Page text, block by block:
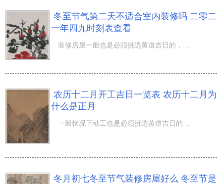
冬至节气第二天不适合室内装修吗 二零二
一年四九时刻表查看
装修房屋一般也是必须挑选黄道吉日的，那麼【冬至节气第二天不适合室内装修吗 二零二一年四九时刻表查看】
农历十二月开工吉日一览表 农历十二月为
什么是正月
冬月初七冬至节气装修房屋好么 冬至节是